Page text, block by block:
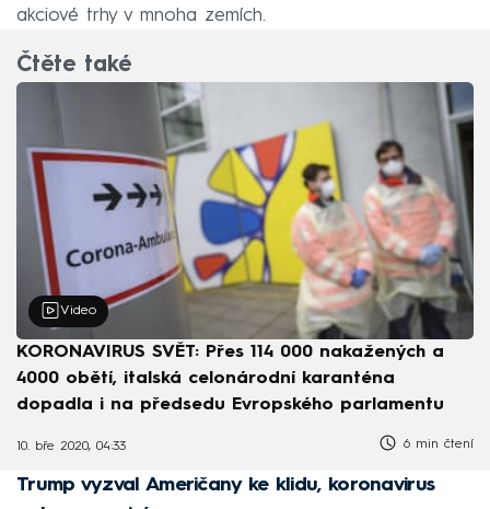
akciové trhy v mnoha zemích.
Čtěte také
Video
KORONAVIRUS SVĚT: Přes 114 000 nakažených a
4000 obětí, italská celonárodní karanténa
dopadla i na předsedu Evropského parlamentu
10. bře 2020, 04:33 6 min čtení
Trump vyzval Američany ke klidu, koronavirus